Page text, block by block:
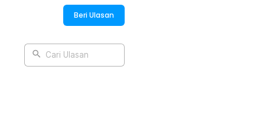
Beri Ulasan
Cari Ulasan